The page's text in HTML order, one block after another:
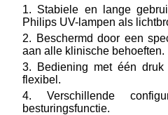
1. Stabiele en lange
Philips UV-lampen als
2. Beschermd door een
aan alle klinische behoeften.
3. Bediening met één
flexibel.
4. Verschillende
besturingsfunctie.